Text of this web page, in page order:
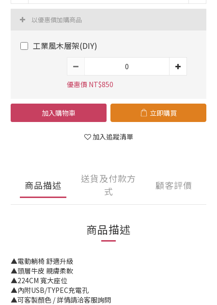
以優惠價加購商品
工業風木層架(DIY)
優惠價 NT$850
加入購物車 立即購買
加入追蹤清單
商品描述
送貨及付款方
式
顧客評價
商品描述
▲電動躺椅 舒適升級
▲頭層牛皮 親膚柔軟
▲224CM 寬大座位
▲內附USB/TYPEC充電孔
▲可客製顏色 / 詳情請洽客服詢問